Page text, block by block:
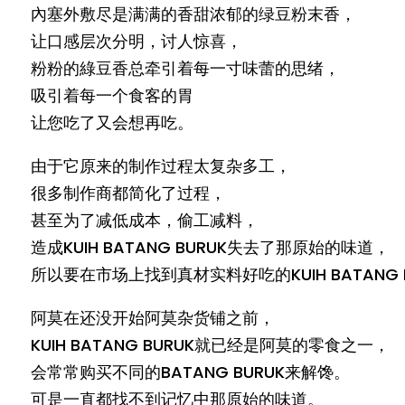
內塞外敷尽是满满的香甜浓郁的绿豆粉末香，
让口感层次分明，讨人惊喜，
粉粉的綠豆香总牵引着每一寸味蕾的思绪，
吸引着每一个食客的胃
让您吃了又会想再吃。
由于它原来的制作过程太复杂多工，
很多制作商都简化了过程，
甚至为了减低成本，偷工减料，
造成KUIH BATANG BURUK失去了那原始的味道，
所以要在市场上找到真材实料好吃的KUIH BATANG
阿莫在还没开始阿莫杂货铺之前，
KUIH BATANG BURUK就已经是阿莫的零食之一，
会常常购买不同的BATANG BURUK来解馋。
可是一直都找不到记忆中那原始的味道。